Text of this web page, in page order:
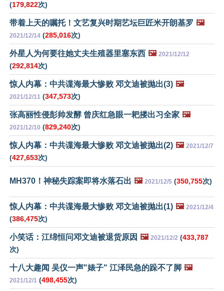
(179,822次)
带着上天的嘱托！文艺复兴时期艺坛巨匠米开朗基罗 🖼️
2021/12/14 (285,016次)
外星人为何要往她丈夫生殖器里塞东西 🖼️ 2021/12/12
(292,814次)
惊人内幕：中共谍海最大惨败 邓文迪被抛出(3) 🖼️
2021/12/11 (347,573次)
张高丽性侵彭帅发酵 曾庆红急眼一耙搂出习全家 🖼️
2021/12/10 (829,240次)
惊人内幕：中共谍海最大惨败 邓文迪被抛出(2) 🖼️ 2021/12/7
(427,653次)
MH370！神秘失踪案即将水落石出 🖼️ 2021/12/5 (350,755次)
惊人内幕：中共谍海最大惨败 邓文迪被抛出(1) 🖼️ 2021/12/4
(386,475次)
小笑话：江绵恒问邓文迪被退货原因 🖼️ 2021/12/2 (433,787
次)
十八大趣闻 吴仪一声"婊子" 江泽民急的跺不了脚 🖼️
2021/12/1 (498,455次)